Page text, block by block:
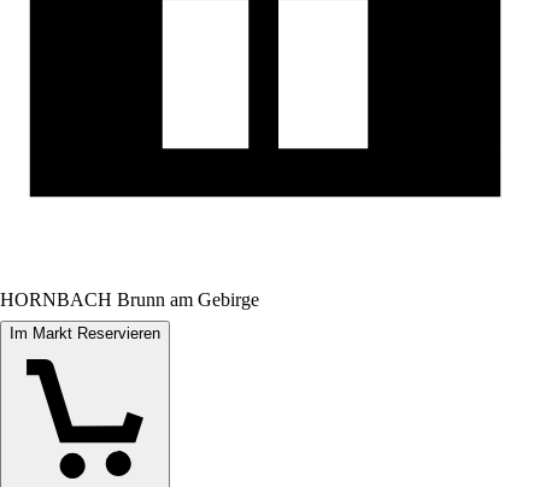
HORNBACH Brunn am Gebirge
Im Markt Reservieren